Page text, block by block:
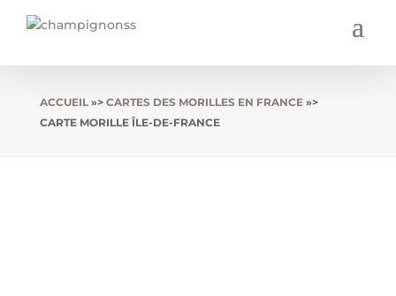
ACCUEIL»> CARTES DES MORILLES EN FRANCE»>
CARTE MORILLE ÎLE-DE-FRANCE